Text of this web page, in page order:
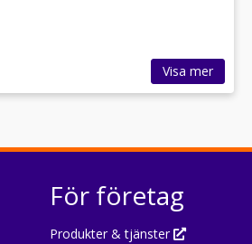
Visa mer
För företag
Produkter & tjänster